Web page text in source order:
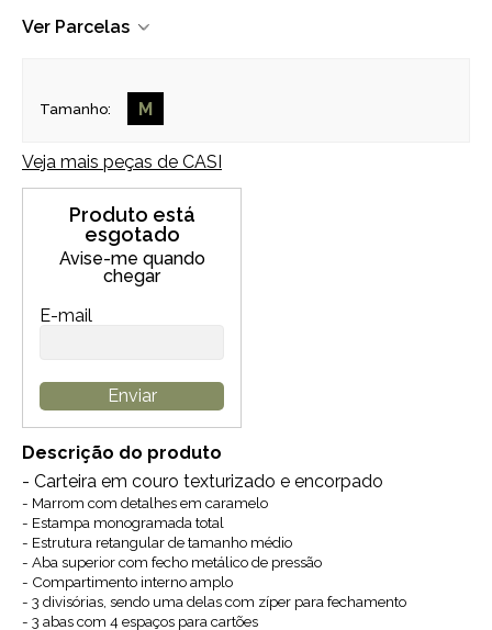
Ver Parcelas
Tamanho: M
Veja mais peças de CASI
Produto está
esgotado
Avise-me quando
chegar
E-mail
Enviar
Descrição do produto
- Carteira em couro texturizado e encorpado
- Marrom com detalhes em caramelo
- Estampa monogramada total
- Estrutura retangular de tamanho médio
- Aba superior com fecho metálico de pressão
- Compartimento interno amplo
- 3 divisórias, sendo uma delas com zíper para fechamento
- 3 abas com 4 espaços para cartões